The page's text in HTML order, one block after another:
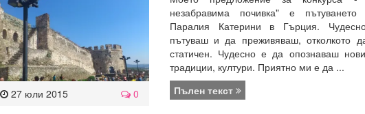
27 юли 2015 0
незабравима почивка" е
Паралия Катерини в Гърция.
пътуваш и да преживяваш, отколкото
статичен. Чудесно е да опознаваш
традиции, култури. Приятно ми е да ...
Пълен текст